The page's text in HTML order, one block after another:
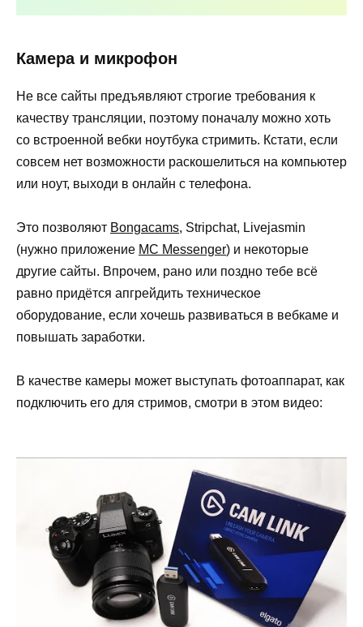
Камера и микрофон
Не все сайты предъявляют строгие требования к
качеству трансляции, поэтому поначалу можно хоть
со встроенной вебки ноутбука стримить. Кстати, если
совсем нет возможности раскошелиться на компьютер
или ноут, выходи в онлайн с телефона.
Это позволяют Bongacams, Stripchat, Livejasmin
(нужно приложение MC Messenger) и некоторые
другие сайты. Впрочем, рано или поздно тебе всё
равно придётся апгрейдить техническое
оборудование, если хочешь развиваться в вебкаме и
повышать заработки.
В качестве камеры может выступать фотоаппарат, как
подключить его для стримов, смотри в этом видео: